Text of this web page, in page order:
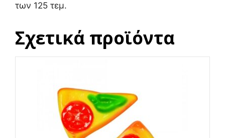
των 125 τεμ.
Σχετικά προϊόντα